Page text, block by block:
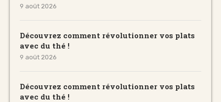
9 août 2026
Découvrez comment révolutionner vos plats
avec du thé !
9 août 2026
Découvrez comment révolutionner vos plats
avec du thé !